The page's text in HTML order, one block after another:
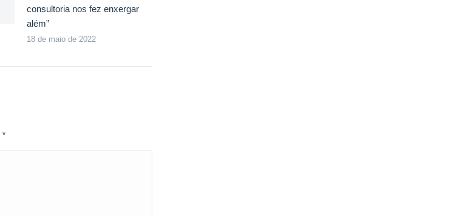
consultoria nos fez enxergar
além”
18 de maio de 2022
*